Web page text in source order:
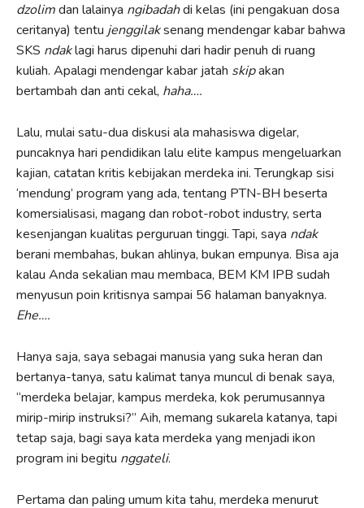
dzolimdan lalainya ngibadahdi kelas (ini pengakuan dosa
ceritanya) tentu jenggilaksenang mendengar kabar bahwa
SKS ndaklagi harus dipenuhi dari hadir penuh di ruang
kuliah. Apalagi mendengar kabar jatah skipakan
bertambah dan anti cekal, haha….
Lalu, mulai satu-dua diskusi ala mahasiswa digelar,
puncaknya hari pendidikan lalu elite kampus mengeluarkan
kajian, catatan kritis kebijakan merdeka ini. Terungkap sisi
‘mendung’ program yang ada, tentang PTN-BH beserta
komersialisasi, magang dan robot-robot industry, serta
kesenjangan kualitas perguruan tinggi. Tapi, saya ndak
berani membahas, bukan ahlinya, bukan empunya. Bisa aja
kalau Anda sekalian mau membaca, BEM KM IPB sudah
menyusun poin kritisnya sampai 56 halaman banyaknya.
Ehe….
Hanya saja, saya sebagai manusia yang suka heran dan
bertanya-tanya, satu kalimat tanya muncul di benak saya,
“merdeka belajar, kampus merdeka, kok perumusannya
mirip-mirip instruksi?” Aih, memang sukarela katanya, tapi
tetap saja, bagi saya kata merdeka yang menjadi ikon
program ini begitu nggateli.
Pertama dan paling umum kita tahu, merdeka menurut